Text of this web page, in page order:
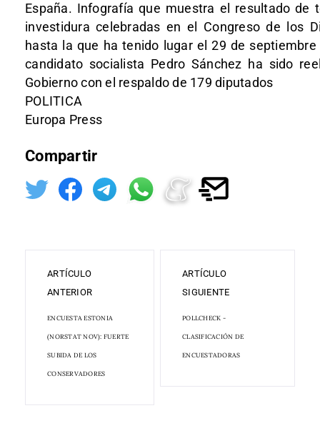
España. Infografía que muestra el resultado de
investidura celebradas en el Congreso de los
hasta la que ha tenido lugar el 29 de
candidato socialista Pedro Sánchez ha sido
Gobierno con el respaldo de 179 diputados
POLITICA
Europa Press
Compartir
ARTÍCULO
ANTERIOR
ENCUESTA ESTONIA
(NORSTAT NOV): FUERTE
SUBIDA DE LOS
CONSERVADORES
ARTÍCULO
SIGUIENTE
POLLCHECK -
CLASIFICACIÓN DE
ENCUESTADORAS